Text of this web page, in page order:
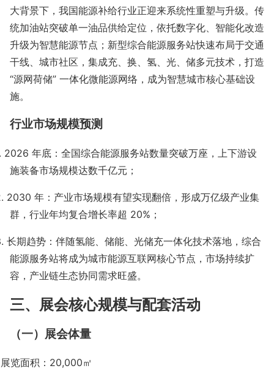
大背景下，我国能源补给行业正迎来系统性重塑与升级。传
统加油站突破单一油品供给定位，依托数字化、智能化改造
升级为智慧能源节点；新型综合能源服务站快速布局于交通
干线、城市社区，集成充、换、氢、光、储多元技术，打造
“源网荷储” 一体化微能源网络，成为智慧城市核心基础设
施。
行业市场规模预测
2026 年底：全国综合能源服务站数量突破万座，上下游设
施装备市场规模达数千亿元；
2030 年：产业市场规模有望实现翻倍，形成万亿级产业集
群，行业年均复合增长率超 20% ；
长期趋势：伴随氢能、储能、光储充一体化技术落地，综合
能源服务站将成为城市能源互联网核心节点，市场持续扩
容，产业链生态协同需求旺盛。
三、展会核心规模与配套活动
（一）展会体量
展览面积： 20,000㎡